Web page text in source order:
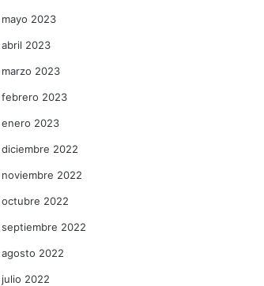
mayo 2023
abril 2023
marzo 2023
febrero 2023
enero 2023
diciembre 2022
noviembre 2022
octubre 2022
septiembre 2022
agosto 2022
julio 2022